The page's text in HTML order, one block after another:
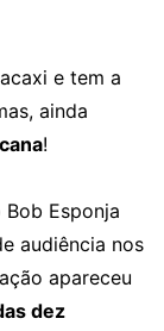
e tem a
ainda
!
Esponja
audiência nos
apareceu
dez